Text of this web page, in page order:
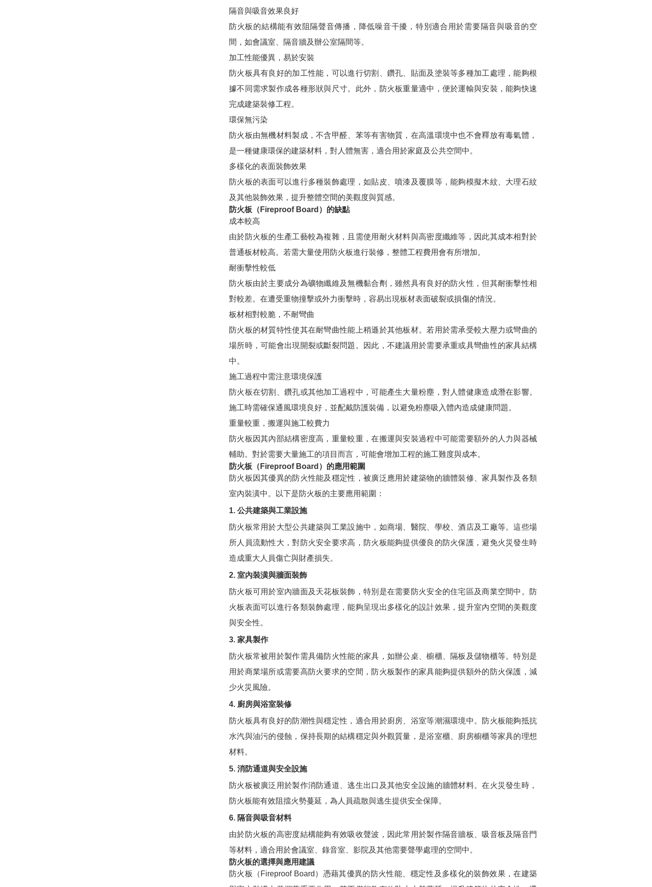
隔音與吸音效果良好
防火板的結構能有效阻隔聲音傳播，降低噪音干擾，特別適合用於需要隔音與吸音的空
間，如會議室、隔音牆及辦公室隔間等。
加工性能優異，易於安裝
防火板具有良好的加工性能，可以進行切割、鑽孔、貼面及塗裝等多種加工處理，能夠根
據不同需求製作成各種形狀與尺寸。此外，防火板重量適中，便於運輸與安裝，能夠快速
完成建築裝修工程。
環保無污染
防火板由無機材料製成，不含甲醛、苯等有害物質，在高溫環境中也不會釋放有毒氣體，
是一種健康環保的建築材料，對人體無害，適合用於家庭及公共空間中。
多樣化的表面裝飾效果
防火板的表面可以進行多種裝飾處理，如貼皮、噴漆及覆膜等，能夠模擬木紋、大理石紋
及其他裝飾效果，提升整體空間的美觀度與質感。
防火板（Fireproof Board）的缺點
成本較高
由於防火板的生產工藝較為複雜，且需使用耐火材料與高密度纖維等，因此其成本相對於
普通板材較高。若需大量使用防火板進行裝修，整體工程費用會有所增加。
耐衝擊性較低
防火板由於主要成分為礦物纖維及無機黏合劑，雖然具有良好的防火性，但其耐衝擊性相
對較差。在遭受重物撞擊或外力衝擊時，容易出現板材表面破裂或損傷的情況。
板材相對較脆，不耐彎曲
防火板的材質特性使其在耐彎曲性能上稍遜於其他板材。若用於需承受較大壓力或彎曲的
場所時，可能會出現開裂或斷裂問題。因此，不建議用於需要承重或具彎曲性的家具結構
中。
施工過程中需注意環境保護
防火板在切割、鑽孔或其他加工過程中，可能產生大量粉塵，對人體健康造成潛在影響。
施工時需確保通風環境良好，並配戴防護裝備，以避免粉塵吸入體內造成健康問題。
重量較重，搬運與施工較費力
防火板因其內部結構密度高，重量較重，在搬運與安裝過程中可能需要額外的人力與器械
輔助。對於需要大量施工的項目而言，可能會增加工程的施工難度與成本。
防火板（Fireproof Board）的應用範圍
防火板因其優異的防火性能及穩定性，被廣泛應用於建築物的牆體裝修、家具製作及各類
室內裝潢中。以下是防火板的主要應用範圍：
1. 公共建築與工業設施
防火板常用於大型公共建築與工業設施中，如商場、醫院、學校、酒店及工廠等。這些場
所人員流動性大，對防火安全要求高，防火板能夠提供優良的防火保護，避免火災發生時
造成重大人員傷亡與財產損失。
2. 室內裝潢與牆面裝飾
防火板可用於室內牆面及天花板裝飾，特別是在需要防火安全的住宅區及商業空間中。防
火板表面可以進行各類裝飾處理，能夠呈現出多樣化的設計效果，提升室內空間的美觀度
與安全性。
3. 家具製作
防火板常被用於製作需具備防火性能的家具，如辦公桌、櫥櫃、隔板及儲物櫃等。特別是
用於商業場所或需要高防火要求的空間，防火板製作的家具能夠提供額外的防火保護，減
少火災風險。
4. 廚房與浴室裝修
防火板具有良好的防潮性與穩定性，適合用於廚房、浴室等潮濕環境中。防火板能夠抵抗
水汽與油污的侵蝕，保持長期的結構穩定與外觀質量，是浴室櫃、廚房櫥櫃等家具的理想
材料。
5. 消防通道與安全設施
防火板被廣泛用於製作消防通道、逃生出口及其他安全設施的牆體材料。在火災發生時，
防火板能有效阻擋火勢蔓延，為人員疏散與逃生提供安全保障。
6. 隔音與吸音材料
由於防火板的高密度結構能夠有效吸收聲波，因此常用於製作隔音牆板、吸音板及隔音門
等材料，適合用於會議室、錄音室、影院及其他需要聲學處理的空間中。
防火板的選擇與應用建議
防火板（Fireproof Board）憑藉其優異的防火性能、穩定性及多樣化的裝飾效果，在建築